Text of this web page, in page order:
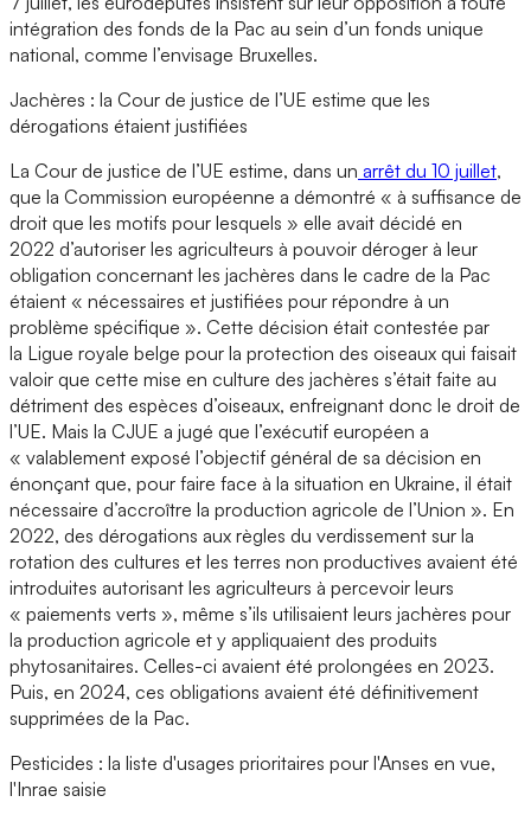
intégration des fonds de la Pac au sein d’un fonds unique
national, comme l’envisage Bruxelles.
Jachères : la Cour de justice de l’UE estime que les
dérogations étaient justifiées
La Cour de justice de l’UE estime, dans un arrêt du 10 juillet,
que la Commission européenne a démontré « à suffisance de
droit que les motifs pour lesquels » elle avait décidé en
2022 d’autoriser les agriculteurs à pouvoir déroger à leur
obligation concernant les jachères dans le cadre de la Pac
étaient « nécessaires et justifiées pour répondre à un
problème spécifique ». Cette décision était contestée par
la Ligue royale belge pour la protection des oiseaux qui faisait
valoir que cette mise en culture des jachères s’était faite au
détriment des espèces d’oiseaux, enfreignant donc le droit de
l’UE. Mais la CJUE a jugé que l’exécutif européen a
« valablement exposé l’objectif général de sa décision en
énonçant que, pour faire face à la situation en Ukraine, il était
nécessaire d’accroître la production agricole de l’Union ». En
2022, des dérogations aux règles du verdissement sur la
rotation des cultures et les terres non productives avaient été
introduites autorisant les agriculteurs à percevoir leurs
« paiements verts », même s’ils utilisaient leurs jachères pour
la production agricole et y appliquaient des produits
phytosanitaires. Celles-ci avaient été prolongées en 2023.
Puis, en 2024, ces obligations avaient été définitivement
supprimées de la Pac.
Pesticides : la liste d'usages prioritaires pour l'Anses en vue,
l'Inrae saisie